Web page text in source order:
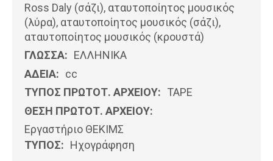
Ross Daly (σάζι), αταυτοποίητος μουσικός
(λύρα), αταυτοποίητος μουσικός (σάζι),
αταυτοποίητος μουσικός (κρουστά)
ΓΛΩΣΣΑ: ΕΛΛΗΝΙΚΆ
ΑΔΕΙΑ: cc
ΤΥΠΟΣ ΠΡΩΤΟΤ. ΑΡΧΕΙΟΥ: ΤΑΡΕ
ΘΕΣΗ ΠΡΩΤΟΤ. ΑΡΧΕΙΟΥ:
Εργαστήριο ΘΕΚΙΜΣ
ΤΥΠΟΣ: Ηχογράφηση